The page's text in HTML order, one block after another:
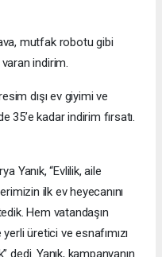
mutfak robotu gibi
indirim.
dışı ev giyimi ve
35’e kadar indirim fırsatı.
Yanık, “Evlilik, aile
ilk ev heyecanını
Hem vatandaşın
üretici ve esnafımızı
Yanık, kampanyanın